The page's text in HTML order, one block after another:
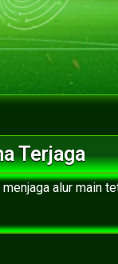
Terjaga
alur main